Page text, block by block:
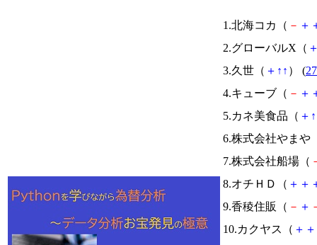
1.北海コカ（ － ＋
2.グローバルX（
3.久世（ ＋ ↑ ↑ ） (
4.キューブ（ － ＋
5.カネ美食品（ ＋ ↑
6.株式会社やまや
7.株式会社船場（
8.オチＨＤ（ ＋ ＋
9.香稜住販（ － ＋
10.カクヤス（ ＋ ＋